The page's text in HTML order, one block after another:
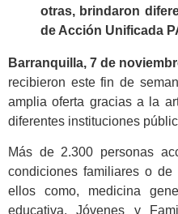
otras, brindaron
de Acción Unificada
Barranquilla, 7 de
recibieron este fin de
amplia oferta gracias a la
diferentes instituciones
Más de 2.300 personas
condiciones familiares o
ellos como, medicina
educativa, Jóvenes y